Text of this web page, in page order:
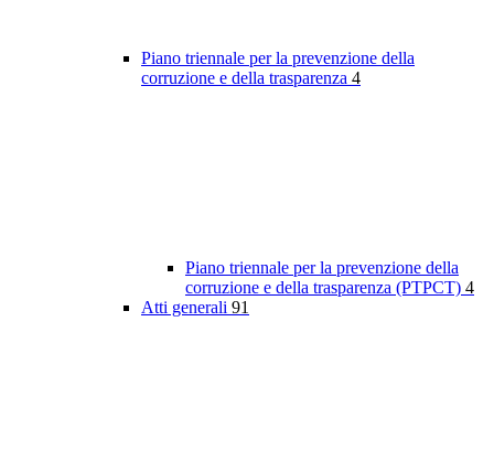
Piano triennale per la prevenzione della
corruzione e della trasparenza 4
Piano triennale per la prevenzione della
corruzione e della trasparenza (PTPCT) 4
Atti generali 91